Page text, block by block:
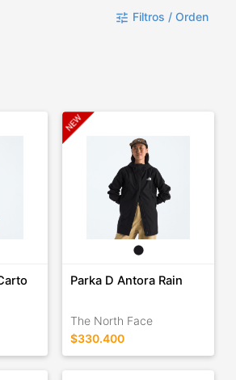
tune Filtros / Orden
Parka D Antora Rain
The North Face
$330.400